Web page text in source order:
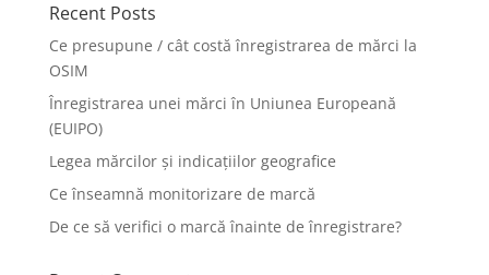
Recent Posts
Ce presupune / cât costă înregistrarea de mărci la
OSIM
Înregistrarea unei mărci în Uniunea Europeană
(EUIPO)
Legea mărcilor și indicațiilor geografice
Ce înseamnă monitorizare de marcă
De ce să verifici o marcă înainte de înregistrare?